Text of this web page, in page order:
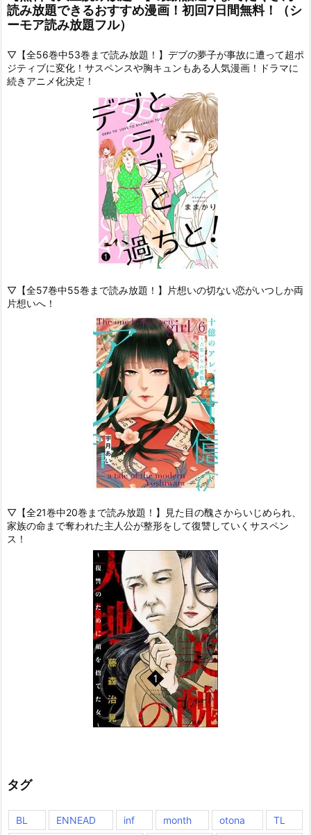
読み放題できるおすすめ漫画！初回7日間無料！（シ
ーモア読み放題フル）
▽【全56巻中53巻まで読み放題！】デブの夢子が事故に遭って超ポ
ジティブに変化！サスペンスや胸キュンもある人気漫画！ドラマに
続きアニメ化決定！
▽【全57巻中55巻まで読み放題！】片想いの切ない恋がいつしか両
片想いへ！
▽【全21巻中20巻まで読み放題！】見た目の醜さからいじめられ、
家族の命まで奪われた主人公が整形をして復讐していくサスペン
ス！
タグ
BL ENNEAD inf month otona
TL